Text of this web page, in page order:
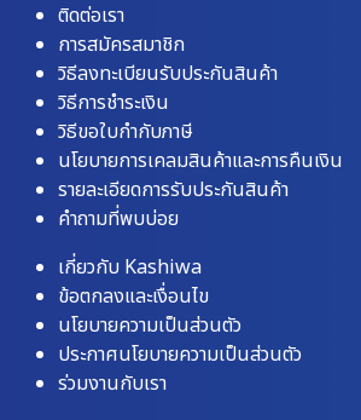
ติดต่อเรา
การสมัครสมาชิก
วิธีลงทะเบียนรับประกันสินค้า
วิธีการชำระเงิน
วิธีขอใบกำกับภาษี
นโยบายการเคลมสินค้าและการคืนเงิน
รายละเอียดการรับประกันสินค้า
คำถามที่พบบ่อย
เกี่ยวกับ Kashiwa
ข้อตกลงและเงื่อนไข
นโยบายความเป็นส่วนตัว
ประกาศนโยบายความเป็นส่วนตัว
ร่วมงานกับเรา